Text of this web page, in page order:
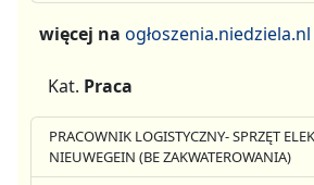
więcej na ogłoszenia.niedziela.nl
Kat. Praca
PRACOWNIK LOGISTYCZNY- SPRZĘT
NIEUWEGEIN (BE ZAKWATEROWANIA)